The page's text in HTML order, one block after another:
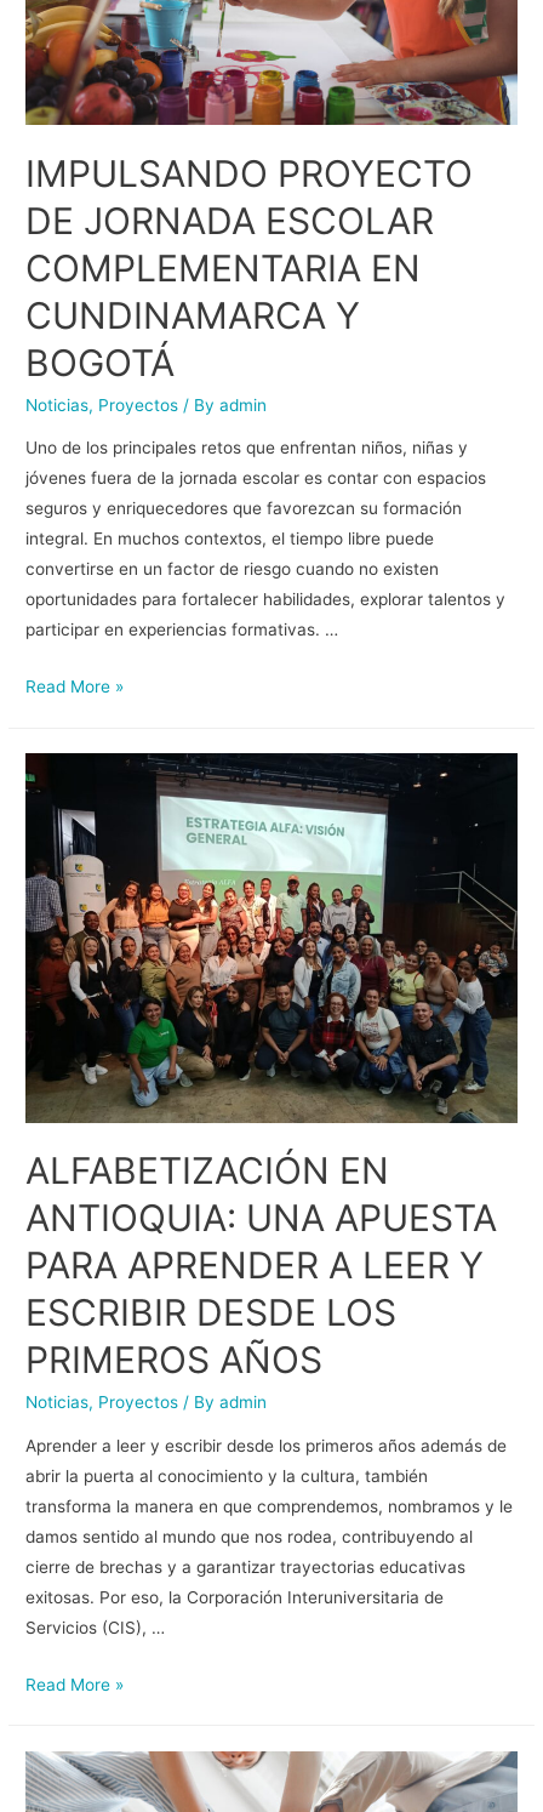
IMPULSANDO PROYECTO
DE JORNADA ESCOLAR
COMPLEMENTARIA EN
CUNDINAMARCA Y
BOGOTÁ
Noticias, Proyectos / Byadmin
Uno de los principales retos que enfrentan niños, niñas y
jóvenes fuera de la jornada escolar es contar con espacios
seguros y enriquecedores que favorezcan su formación
integral. En muchos contextos, el tiempo libre puede
convertirse en un factor de riesgo cuando no existen
oportunidades para fortalecer habilidades, explorar talentos y
participar en experiencias formativas. …
Read More »
ALFABETIZACIÓN EN
ANTIOQUIA: UNA APUESTA
PARA APRENDER A LEER Y
ESCRIBIR DESDE LOS
PRIMEROS AÑOS
Noticias, Proyectos / Byadmin
Aprender a leer y escribir desde los primeros años además de
abrir la puerta al conocimiento y la cultura, también
transforma la manera en que comprendemos, nombramos y le
damos sentido al mundo que nos rodea, contribuyendo al
cierre de brechas y a garantizar trayectorias educativas
exitosas. Por eso, la Corporación Interuniversitaria de
Servicios (CIS), …
Read More »